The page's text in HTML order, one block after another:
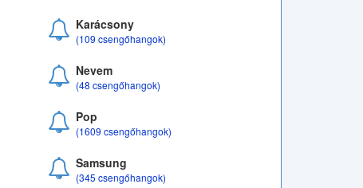
Karácsony
(109 csengőhangok)
Nevem
(48 csengőhangok)
Pop
(1609 csengőhangok)
Samsung
(345 csengőhangok)